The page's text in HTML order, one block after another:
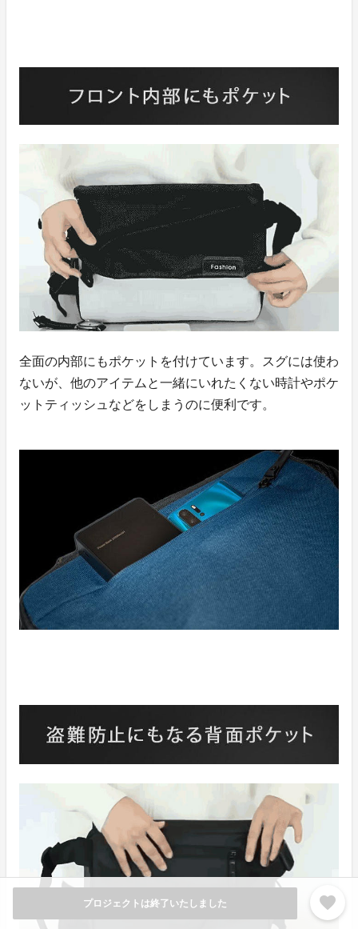
プロジェクトは終了いたしました favorite
全面の内部にもポケットを付けています。スグには使わ
ないが、他のアイテムと一緒にいれたくない時計やポケ
ットティッシュなどをしまうのに便利です。